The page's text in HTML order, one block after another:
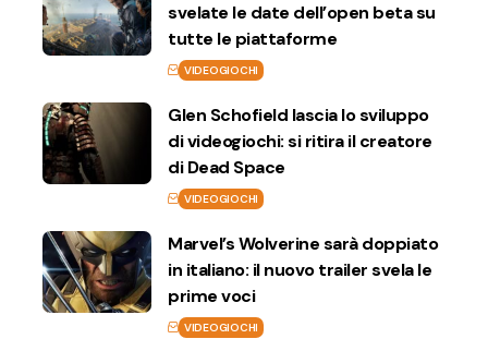
svelate le date dell’open beta su
tutte le piattaforme
VIDEOGIOCHI
Glen Schofield lascia lo sviluppo
di videogiochi: si ritira il creatore
di Dead Space
VIDEOGIOCHI
Marvel’s Wolverine sarà doppiato
in italiano: il nuovo trailer svela le
prime voci
VIDEOGIOCHI